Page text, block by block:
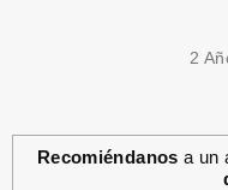
2
Recomiéndanos a un